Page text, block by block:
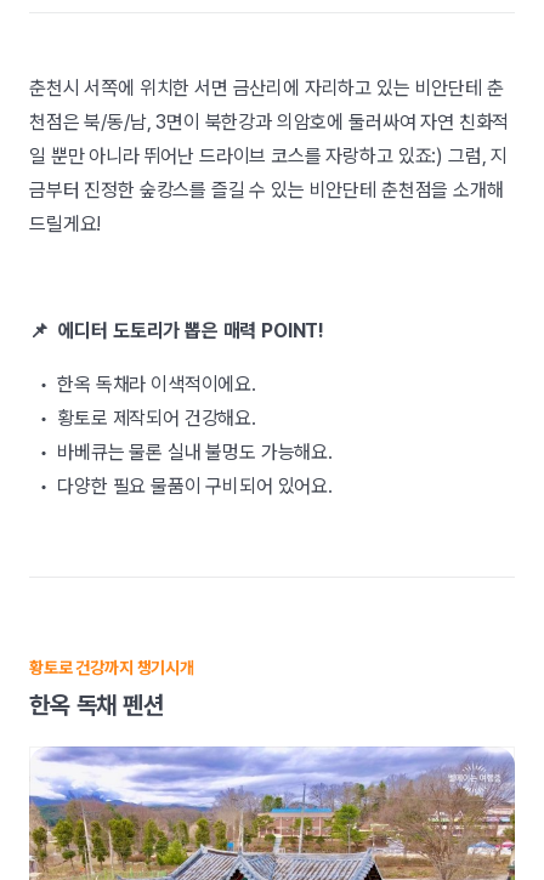
춘천시 서쪽에 위치한 서면 금산리에 자리하고 있는 비안단테 춘
천점은 북/동/남, 3면이 북한강과 의암호에 둘러싸여 자연 친화적
일 뿐만 아니라 뛰어난 드라이브 코스를 자랑하고 있죠:) 그럼, 지
금부터 진정한 숲캉스를 즐길 수 있는 비안단테 춘천점을 소개해
드릴게요!
📌 에디터 도토리가 뽑은 매력 POINT!
• 한옥 독채라 이색적이에요.
• 황토로 제작되어 건강해요.
• 바베큐는 물론 실내 불멍도 가능해요.
• 다양한 필요 물품이 구비되어 있어요.
황토로 건강까지 챙기시개
한옥 독채 펜션